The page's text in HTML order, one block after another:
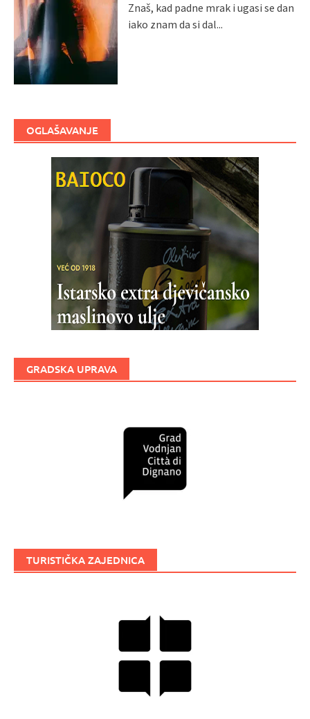
Znaš, kad padne mrak i ugasi se dan
iako znam da si dal...
OGLAŠAVANJE
GRADSKA UPRAVA
TURISTIČKA ZAJEDNICA